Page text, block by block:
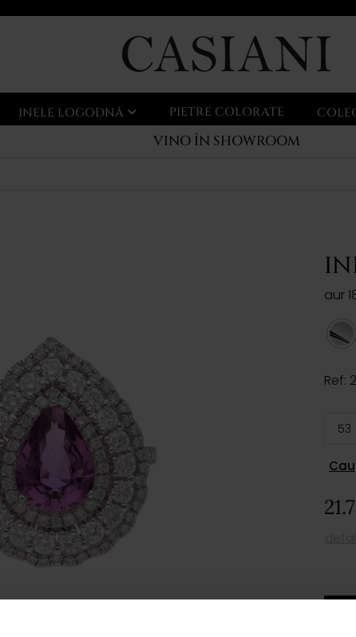
INELE LOGODNĂ PIETRE COLORATE
VINO ÎN SHOWROOM
aur
Ref: